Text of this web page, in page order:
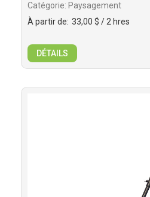
Catégorie: Paysagement
À partir de: 33,00 $ / 2 hres
DÉTAILS